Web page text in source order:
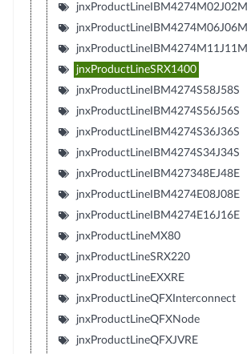
jnxProductLineIBM4274M02J02M
jnxProductLineIBM4274M06J06M
jnxProductLineIBM4274M11J11M
jnxProductLineSRX1400
jnxProductLineIBM4274S58J58S
jnxProductLineIBM4274S56J56S
jnxProductLineIBM4274S36J36S
jnxProductLineIBM4274S34J34S
jnxProductLineIBM427348EJ48E
jnxProductLineIBM4274E08J08E
jnxProductLineIBM4274E16J16E
jnxProductLineMX80
jnxProductLineSRX220
jnxProductLineEXXRE
jnxProductLineQFXInterconnect
jnxProductLineQFXNode
jnxProductLineQFXJVRE